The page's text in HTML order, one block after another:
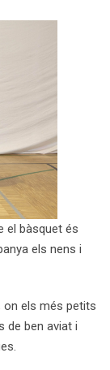
el bàsquet és
els nens i
on els més petits
de ben aviat i